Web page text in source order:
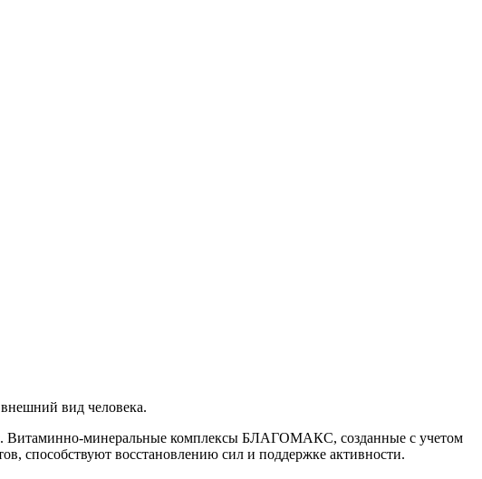
вид человека.
Витаминно-минеральные комплексы БЛАГОМАКС, созданные с учетом
способствуют восстановлению сил и поддержке активности.